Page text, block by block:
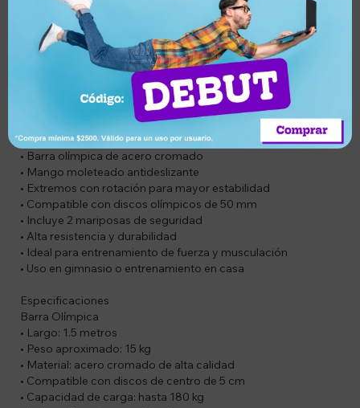
que favorecen la estabilidad y un movimiento más fluido en
cada repetición.
SOLO APTA PARA DISCOS OLÍMPICOS
Compatible con discos de centro de 5 cm, asegurando un
ajuste firme y seguro. Incluye 2 mariposas de traba para
fijación de los discos. Su estructura reforzada soporta cargas
elevadas, ideal tanto para uso doméstico como profesional.
Características
• Barra olímpica de acero cromado
• Mango moleteado antideslizante
• Extremos con rotación para mayor estabilidad
• Compatible con discos olímpicos de 50 mm
• Incluye 2 mariposas de seguridad
• Alta resistencia y durabilidad
• Ideal para entrenamiento de fuerza y musculación
• Uso en gimnasio o entrenamiento en casa
Especificaciones
Barra Olímpica
• Largo: 1.5 metros
• Peso aproximado: 15 kg
• Material: acero cromado de alta calidad
• Compatible con discos de centro de 5 cm
• Capacidad de carga: hasta 180 kg